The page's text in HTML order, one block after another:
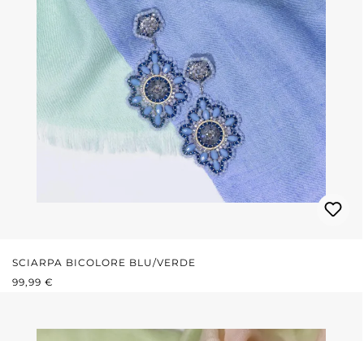
SCIARPA BICOLORE BLU/VERDE
PREZZO NORMALE:
99,99 €